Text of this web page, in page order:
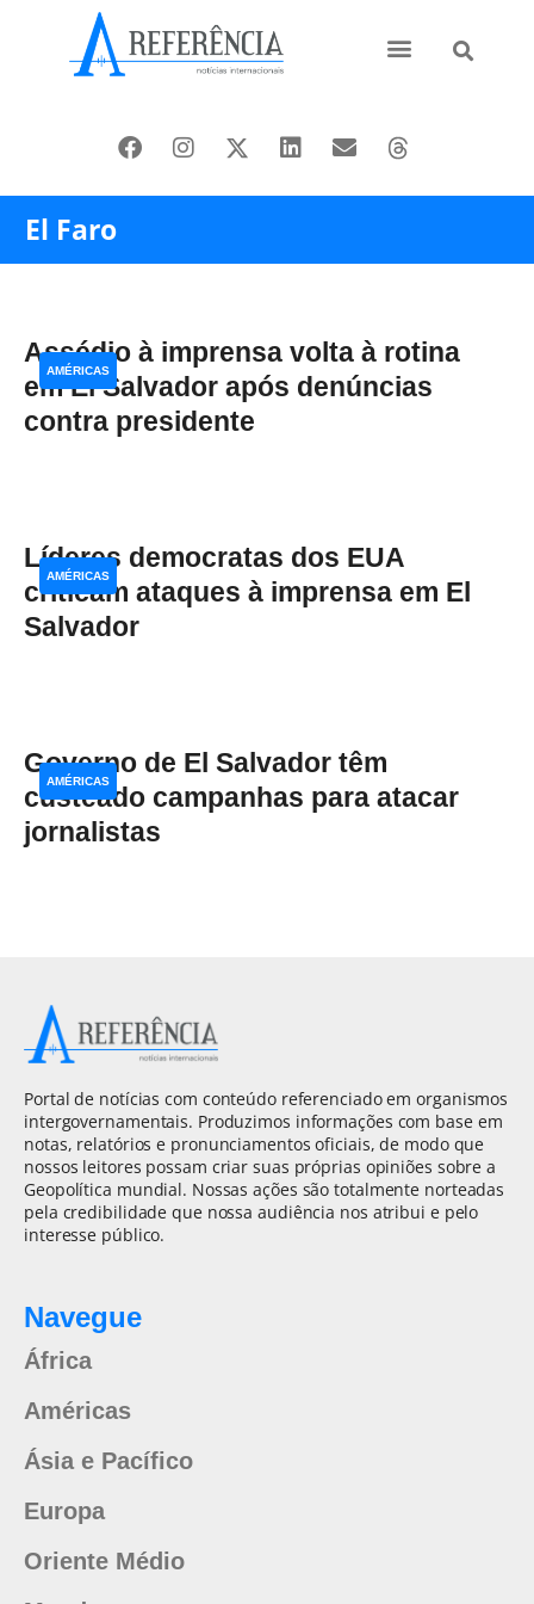
El Faro
Assédio à imprensa volta à rotina
em El Salvador após denúncias
contra presidente
AMÉRICAS
Líderes democratas dos EUA
criticam ataques à imprensa em El
Salvador
AMÉRICAS
Governo de El Salvador têm
custeado campanhas para atacar
jornalistas
AMÉRICAS
Portal de notícias com conteúdo referenciado em organismos
intergovernamentais. Produzimos informações com base em
notas, relatórios e pronunciamentos oficiais, de modo que
nossos leitores possam criar suas próprias opiniões sobre a
Geopolítica mundial. Nossas ações são totalmente norteadas
pela credibilidade que nossa audiência nos atribui e pelo
interesse público.
Navegue
África
Américas
Ásia e Pacífico
Europa
Oriente Médio